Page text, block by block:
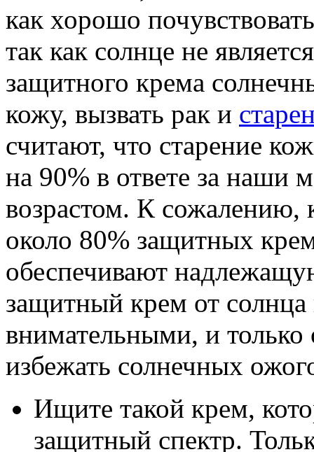
как хорошо
так как солнце не
защитного крема
кожу, вызвать рак и
считают, что старение
на 90% в ответе за
возрастом. К сожалению,
около 80% защитных
обеспечивают
защитный крем от
внимательными, и
избежать солнечных
Ищите такой крем,
защитный спектр.